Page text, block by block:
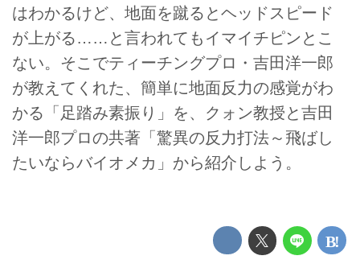
はわかるけど、地面を蹴るとヘッドスピード
が上がる……と言われてもイマイチピンとこ
ない。そこでティーチングプロ・吉田洋一郎
が教えてくれた、簡単に地面反力の感覚がわ
かる「足踏み素振り」を、クォン教授と吉田
洋一郎プロの共著「驚異の反力打法～飛ばし
たいならバイオメカ」から紹介しよう。